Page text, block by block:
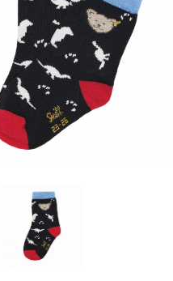
tabula
pasūtāt pareizā izmēra preci,
apģērbu izmēru tabulas, veicot